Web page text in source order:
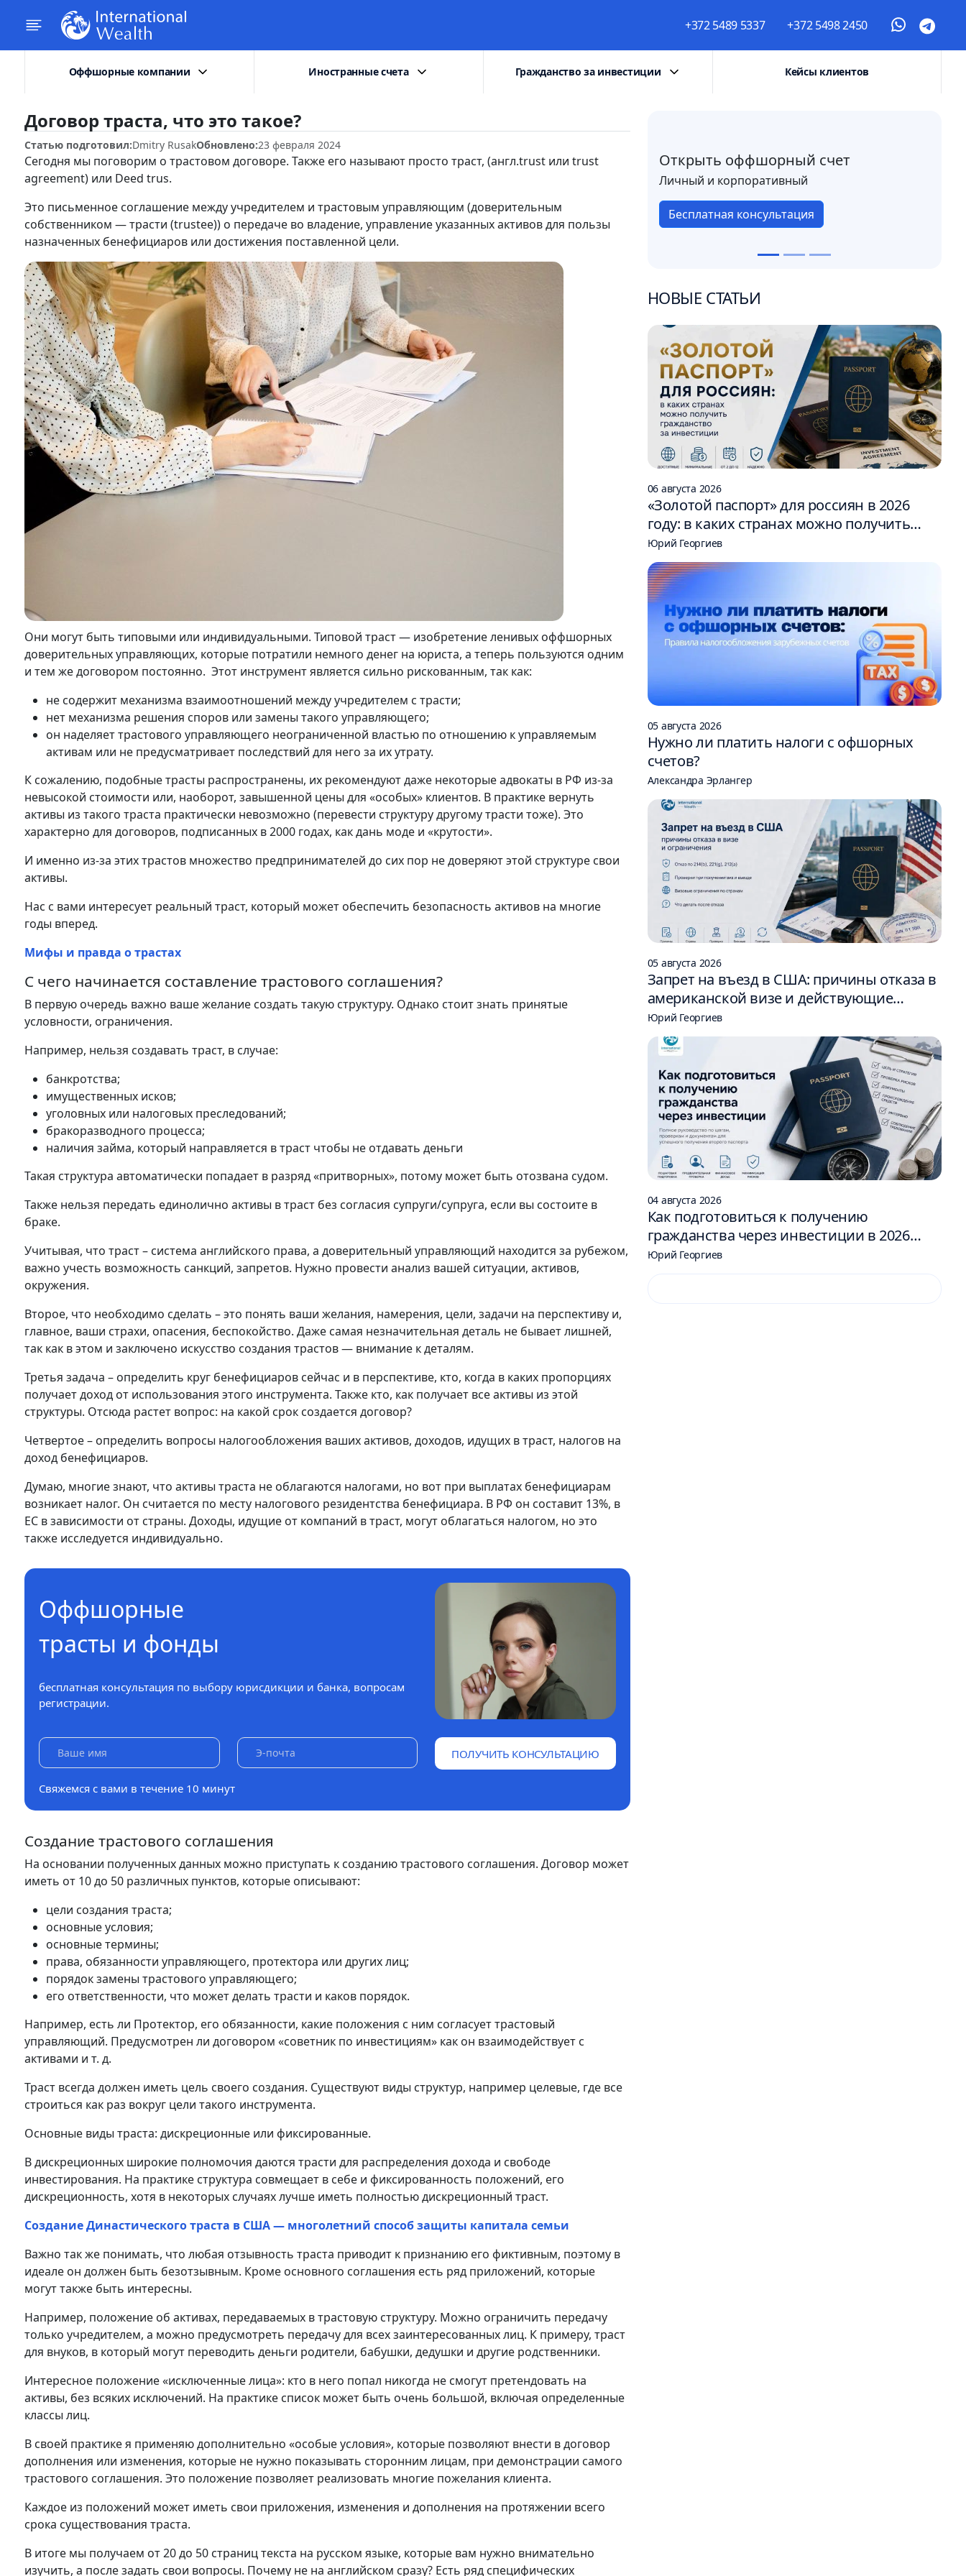
+372 5489 5337 +372 5498 2450
Оффшорные компании Иностранные счета Гражданство за инвестиции Кейсы клиентов
Договор траста, что это такое?
Статью подготовил:Dmitry RusakОбновлено:23 февраля 2024
Сегодня мы поговорим о трастовом договоре. Также его называют просто траст, (англ.trust или trust
agreement) или Deed trus.
Это письменное соглашение между учредителем и трастовым управляющим (доверительным
собственником — трасти (trustee)) о передаче во владение, управление указанных активов для пользы
назначенных бенефициаров или достижения поставленной цели.
Они могут быть типовыми или индивидуальными. Типовой траст — изобретение ленивых оффшорных
доверительных управляющих, которые потратили немного денег на юриста, а теперь пользуются одним
и тем же договором постоянно. Этот инструмент является сильно рискованным, так как:
не содержит механизма взаимоотношений между учредителем с трасти;
нет механизма решения споров или замены такого управляющего;
он наделяет трастового управляющего неограниченной властью по отношению к управляемым
активам или не предусматривает последствий для него за их утрату.
К сожалению, подобные трасты распространены, их рекомендуют даже некоторые адвокаты в РФ из-за
невысокой стоимости или, наоборот, завышенной цены для «особых» клиентов. В практике вернуть
активы из такого траста практически невозможно (перевести структуру другому трасти тоже). Это
характерно для договоров, подписанных в 2000 годах, как дань моде и «крутости».
И именно из-за этих трастов множество предпринимателей до сих пор не доверяют этой структуре свои
активы.
Нас с вами интересует реальный траст, который может обеспечить безопасность активов на многие
годы вперед.
Мифы и правда о трастах
С чего начинается составление трастового соглашения?
В первую очередь важно ваше желание создать такую структуру. Однако стоит знать принятые
условности, ограничения.
Например, нельзя создавать траст, в случае:
банкротства;
имущественных исков;
уголовных или налоговых преследований;
бракоразводного процесса;
наличия займа, который направляется в траст чтобы не отдавать деньги
Такая структура автоматически попадает в разряд «притворных», потому может быть отозвана судом.
Также нельзя передать единолично активы в траст без согласия супруги/супруга, если вы состоите в
браке.
Учитывая, что траст – система английского права, а доверительный управляющий находится за рубежом,
важно учесть возможность санкций, запретов. Нужно провести анализ вашей ситуации, активов,
окружения.
Второе, что необходимо сделать – это понять ваши желания, намерения, цели, задачи на перспективу и,
главное, ваши страхи, опасения, беспокойство. Даже самая незначительная деталь не бывает лишней,
так как в этом и заключено искусство создания трастов — внимание к деталям.
Третья задача – определить круг бенефициаров сейчас и в перспективе, кто, когда в каких пропорциях
получает доход от использования этого инструмента. Также кто, как получает все активы из этой
структуры. Отсюда растет вопрос: на какой срок создается договор?
Четвертое – определить вопросы налогообложения ваших активов, доходов, идущих в траст, налогов на
доход бенефициаров.
Думаю, многие знают, что активы траста не облагаются налогами, но вот при выплатах бенефициарам
возникает налог. Он считается по месту налогового резидентства бенефициара. В РФ он составит 13%, в
ЕС в зависимости от страны. Доходы, идущие от компаний в траст, могут облагаться налогом, но это
также исследуется индивидуально.
Оффшорные
трасты и фонды
бесплатная консультация по выбору юрисдикции и банка, вопросам
регистрации.
ПОЛУЧИТЬ КОНСУЛЬТАЦИЮ
Свяжемся с вами в течение 10 минут
Создание трастового соглашения
На основании полученных данных можно приступать к созданию трастового соглашения. Договор может
иметь от 10 до 50 различных пунктов, которые описывают:
цели создания траста;
основные условия;
основные термины;
права, обязанности управляющего, протектора или других лиц;
порядок замены трастового управляющего;
его ответственности, что может делать трасти и каков порядок.
Например, есть ли Протектор, его обязанности, какие положения с ним согласует трастовый
управляющий. Предусмотрен ли договором «советник по инвестициям» как он взаимодействует с
активами и т. д.
Траст всегда должен иметь цель своего создания. Существуют виды структур, например целевые, где все
строиться как раз вокруг цели такого инструмента.
Основные виды траста: дискреционные или фиксированные.
В дискреционных широкие полномочия даются трасти для распределения дохода и свободе
инвестирования. На практике структура совмещает в себе и фиксированность положений, его
дискреционность, хотя в некоторых случаях лучше иметь полностью дискреционный траст.
Создание Династического траста в США — многолетний способ защиты капитала семьи
Важно так же понимать, что любая отзывность траста приводит к признанию его фиктивным, поэтому в
идеале он должен быть безотзывным. Кроме основного соглашения есть ряд приложений, которые
могут также быть интересны.
Например, положение об активах, передаваемых в трастовую структуру. Можно ограничить передачу
только учредителем, а можно предусмотреть передачу для всех заинтересованных лиц. К примеру, траст
для внуков, в который могут переводить деньги родители, бабушки, дедушки и другие родственники.
Интересное положение «исключенные лица»: кто в него попал никогда не смогут претендовать на
активы, без всяких исключений. На практике список может быть очень большой, включая определенные
классы лиц.
В своей практике я применяю дополнительно «особые условия», которые позволяют внести в договор
дополнения или изменения, которые не нужно показывать сторонним лицам, при демонстрации самого
трастового соглашения. Это положение позволяет реализовать многие пожелания клиента.
Каждое из положений может иметь свои приложения, изменения и дополнения на протяжении всего
срока существования траста.
В итоге мы получаем от 20 до 50 страниц текста на русском языке, которые вам нужно внимательно
изучить, а после задать свои вопросы. Почему не на английском сразу? Есть ряд специфических
Открыть оффшорный счет
Личный и корпоративный
Бесплатная консультация
НОВЫЕ СТАТЬИ
06 августа 2026
«Золотой паспорт» для россиян в 2026
году: в каких странах можно получить
гражданство за инвестиции
Юрий Георгиев
05 августа 2026
Нужно ли платить налоги с офшорных
счетов?
Александра Эрлангер
05 августа 2026
Запрет на въезд в США: причины отказа в
американской визе и действующие
ограничения
Юрий Георгиев
04 августа 2026
Как подготовиться к получению
гражданства через инвестиции в 2026
году: 6 шагов
Юрий Георгиев